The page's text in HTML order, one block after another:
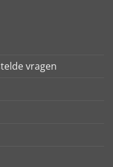
vragen